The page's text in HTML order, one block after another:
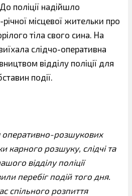
поліції надійшло
місцевої жительки про
тіла свого сина. На
слідчо-оперативна
відділу поліції для
події.
оперативно-розшукових
карного розшуку, слідчі та
відділу поліції
перебіг подій того дня.
спільного розпиття